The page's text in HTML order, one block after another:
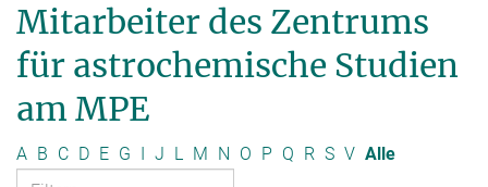
Mitarbeiter des Zentrums
für astrochemische Studien
am MPE
A B C D E G I J L M N O P Q R S V Alle